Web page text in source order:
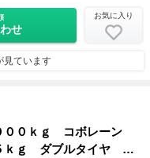
せ
お気に入り
見ています
０ｋｇ コボレーン
ｋｇ ダブルタイヤ 長